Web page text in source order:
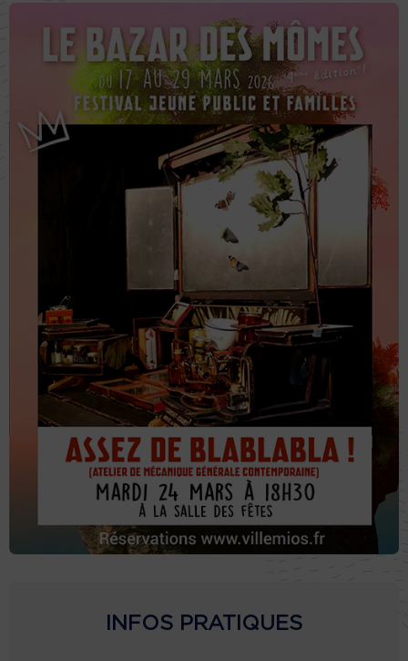
INFOS PRATIQUES